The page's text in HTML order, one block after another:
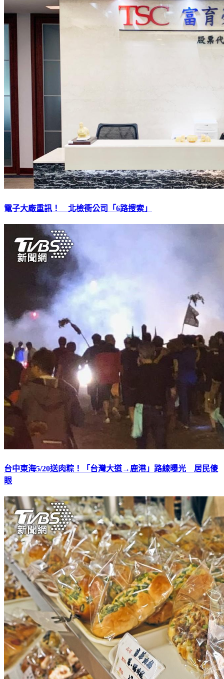
電子大廠重訊！ 北檢衝公司「6路搜索」
台中東海5/20送肉粽！「台灣大道→鹿港」路線曝光 居民傻
眼